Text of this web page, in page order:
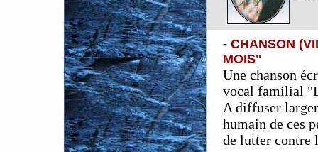
- CHANSON
MOIS"
Une chanson
vocal familial
A diffuser
humain de ces
de lutter contre